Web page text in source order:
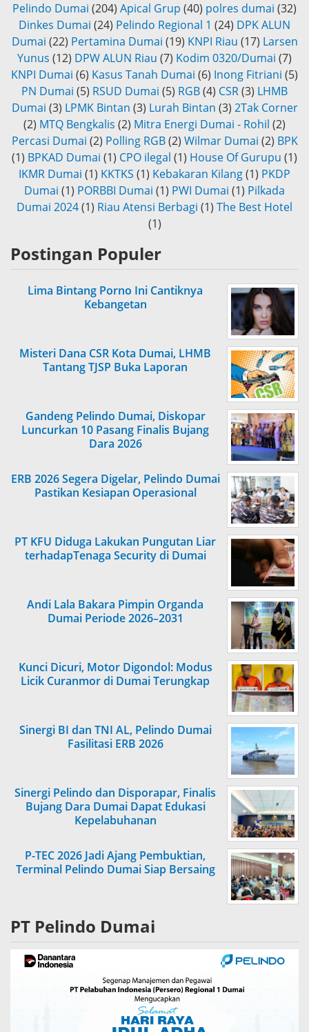
Pelindo Dumai (204) Apical Grup (40) polres dumai (32)
Dinkes Dumai (24) Pelindo Regional 1 (24) DPK ALUN
Dumai (22) Pertamina Dumai (19) KNPI Riau (17) Larsen
Yunus (12) DPW ALUN Riau (7) Kodim 0320/Dumai (7)
KNPI Dumai (6) Kasus Tanah Dumai (6) Inong Fitriani (5)
PN Dumai (5) RSUD Dumai (5) RGB(4) CSR(3) LHMB
Dumai (3) LPMK Bintan (3) Lurah Bintan (3) 2Tak Corner
(2) MTQ Bengkalis (2) Mitra Energi Dumai - Rohil (2)
Percasi Dumai (2) Polling RGB (2) Wilmar Dumai (2) BPK
(1) BPKAD Dumai (1) CPO ilegal (1) House Of Gurupu (1)
IKMR Dumai (1) KKTKS (1) Kebakaran Kilang(1) PKDP
Dumai (1) PORBBI Dumai (1) PWI Dumai (1) Pilkada
Dumai 2024(1) Riau Atensi Berbagi (1) The Best Hotel
(1)
Postingan Populer
Lima Bintang Porno Ini Cantiknya
Kebangetan
Misteri Dana CSR Kota Dumai, LHMB
Tantang TJSP Buka Laporan
Gandeng Pelindo Dumai, Diskopar
Luncurkan 10 Pasang Finalis Bujang
Dara 2026
ERB 2026 Segera Digelar, Pelindo Dumai
Pastikan Kesiapan Operasional
PT KFU Diduga Lakukan Pungutan Liar
terhadapTenaga Security di Dumai
Andi Lala Bakara Pimpin Organda
Dumai Periode 2026–2031
Kunci Dicuri, Motor Digondol: Modus
Licik Curanmor di Dumai Terungkap
Sinergi BI dan TNI AL, Pelindo Dumai
Fasilitasi ERB 2026
Sinergi Pelindo dan Disporapar, Finalis
Bujang Dara Dumai Dapat Edukasi
Kepelabuhanan
P-TEC 2026 Jadi Ajang Pembuktian,
Terminal Pelindo Dumai Siap Bersaing
PT Pelindo Dumai